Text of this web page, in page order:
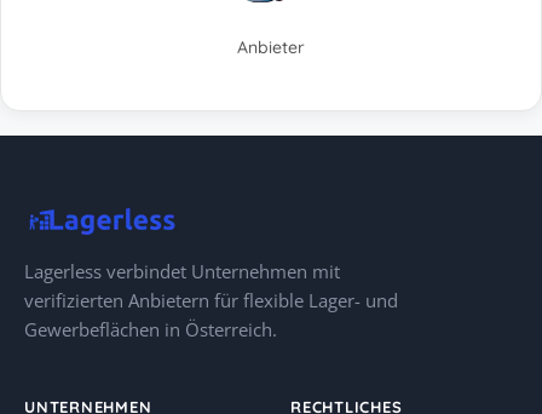
Anbieter
Lagerless verbindet Unternehmen mit
verifizierten Anbietern für flexible Lager- und
Gewerbeflächen in Österreich.
UNTERNEHMEN RECHTLICHES